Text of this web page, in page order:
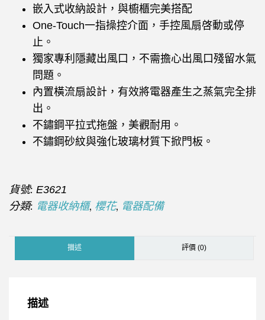
嵌入式收納設計，與櫥櫃完美搭配
One-Touch一指操控介面，手控風扇啓動或停
止。
獨家專利隱藏出風口，不需擔心出風口殘留水氣
問題。
內置橫流扇設計，有效將電器產生之蒸氣完全排
出。
不鏽鋼平拉式拖盤，美觀耐用。
不鏽鋼砂紋與強化玻璃材質下掀門板。
貨號: E3621
分類: 電器收納櫃, 櫻花, 電器配備
描述 評價 (0)
描述